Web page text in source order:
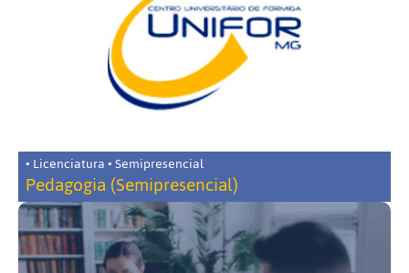
• Licenciatura • Semipresencial
Pedagogia (Semipresencial)